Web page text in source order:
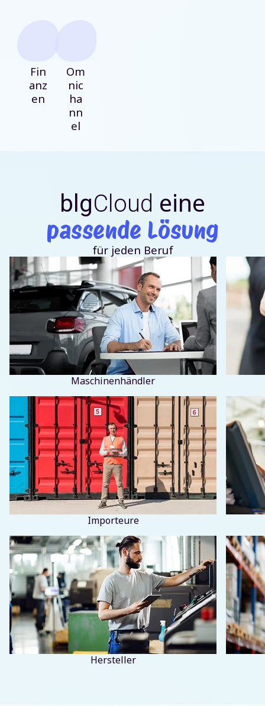
Fin
anz
en
Om
nic
ha
nn
el
blgCloud eine
passende Lösung
für jeden Beruf
Maschinenhändler
Importeure
Hersteller